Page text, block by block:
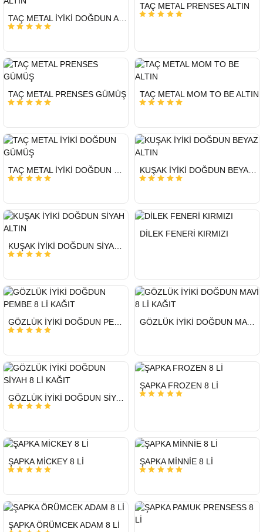
GÖNDERİ
GÖNDERİ
TAÇ METAL PRENSES ALTIN
GÖNDERİ
TAÇ METAL PRENSES GÜMÜŞ
GÖNDERİ
TAÇ METAL MOM TO BE ALTIN
GÖNDERİ
GÖNDERİ
KUŞAK İYİKİ DOĞDUN BEYAZ ALTIN
GÖNDERİ
GÖNDERİ
DİLEK FENERİ KIRMIZI
GÖNDERİ
GÖNDERİ
GÖZLÜK İYİKİ DOĞDUN MAVİ 8 Lİ KAĞIT
GÖNDERİ
GÖZLÜK İYİKİ DOĞDUN SİYAH 8 Lİ KAĞIT
GÖNDERİ
ŞAPKA FROZEN 8 Lİ
GÖNDERİ
ŞAPKA MİCKEY 8 Lİ
GÖNDERİ
ŞAPKA MİNNİE 8 Lİ
GÖNDERİ
ŞAPKA ÖRÜMCEK ADAM 8 Lİ